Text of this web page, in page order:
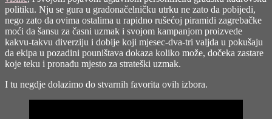
politiku. Nju se gura u gradonačelničku utrku ne zato da pobijedi,
nego zato da ovima ostalima u rapidno rušećoj piramidi zagrebačke
moći da šansu za časni uzmak i svojom kampanjom proizvede
kakvu-takvu diverziju i dobije koji mjesec-dva-tri valjda u pokušaju
da ekipa u pozadini pouništava dokaza koliko može, dočeka zastare
koje teku i pronađu mjesto za strateški uzmak.
I tu negdje dolazimo do stvarnih favorita ovih izbora.